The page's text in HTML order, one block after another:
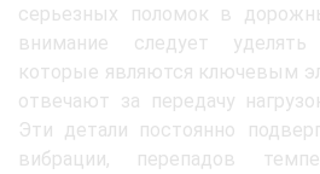
серьезных поломок в
внимание следует
которые являются ключевым
отвечают за передачу
Эти детали постоянно
вибрации, перепадов